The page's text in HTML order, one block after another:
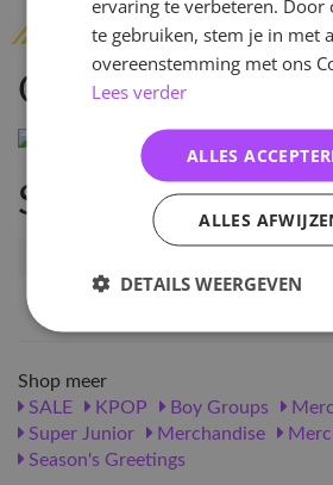
Omschrijving
Specificaties
EAN nummer
Shop meer
SALE
KPOP Boy Groups
Super Junior
Merchandise
Season's Greetings
ervaring te verbeteren. Door
te gebruiken, stem je in met
overeenstemming met ons
Lees verder
ALLES
ALLES
DETAILS WEERGEVEN